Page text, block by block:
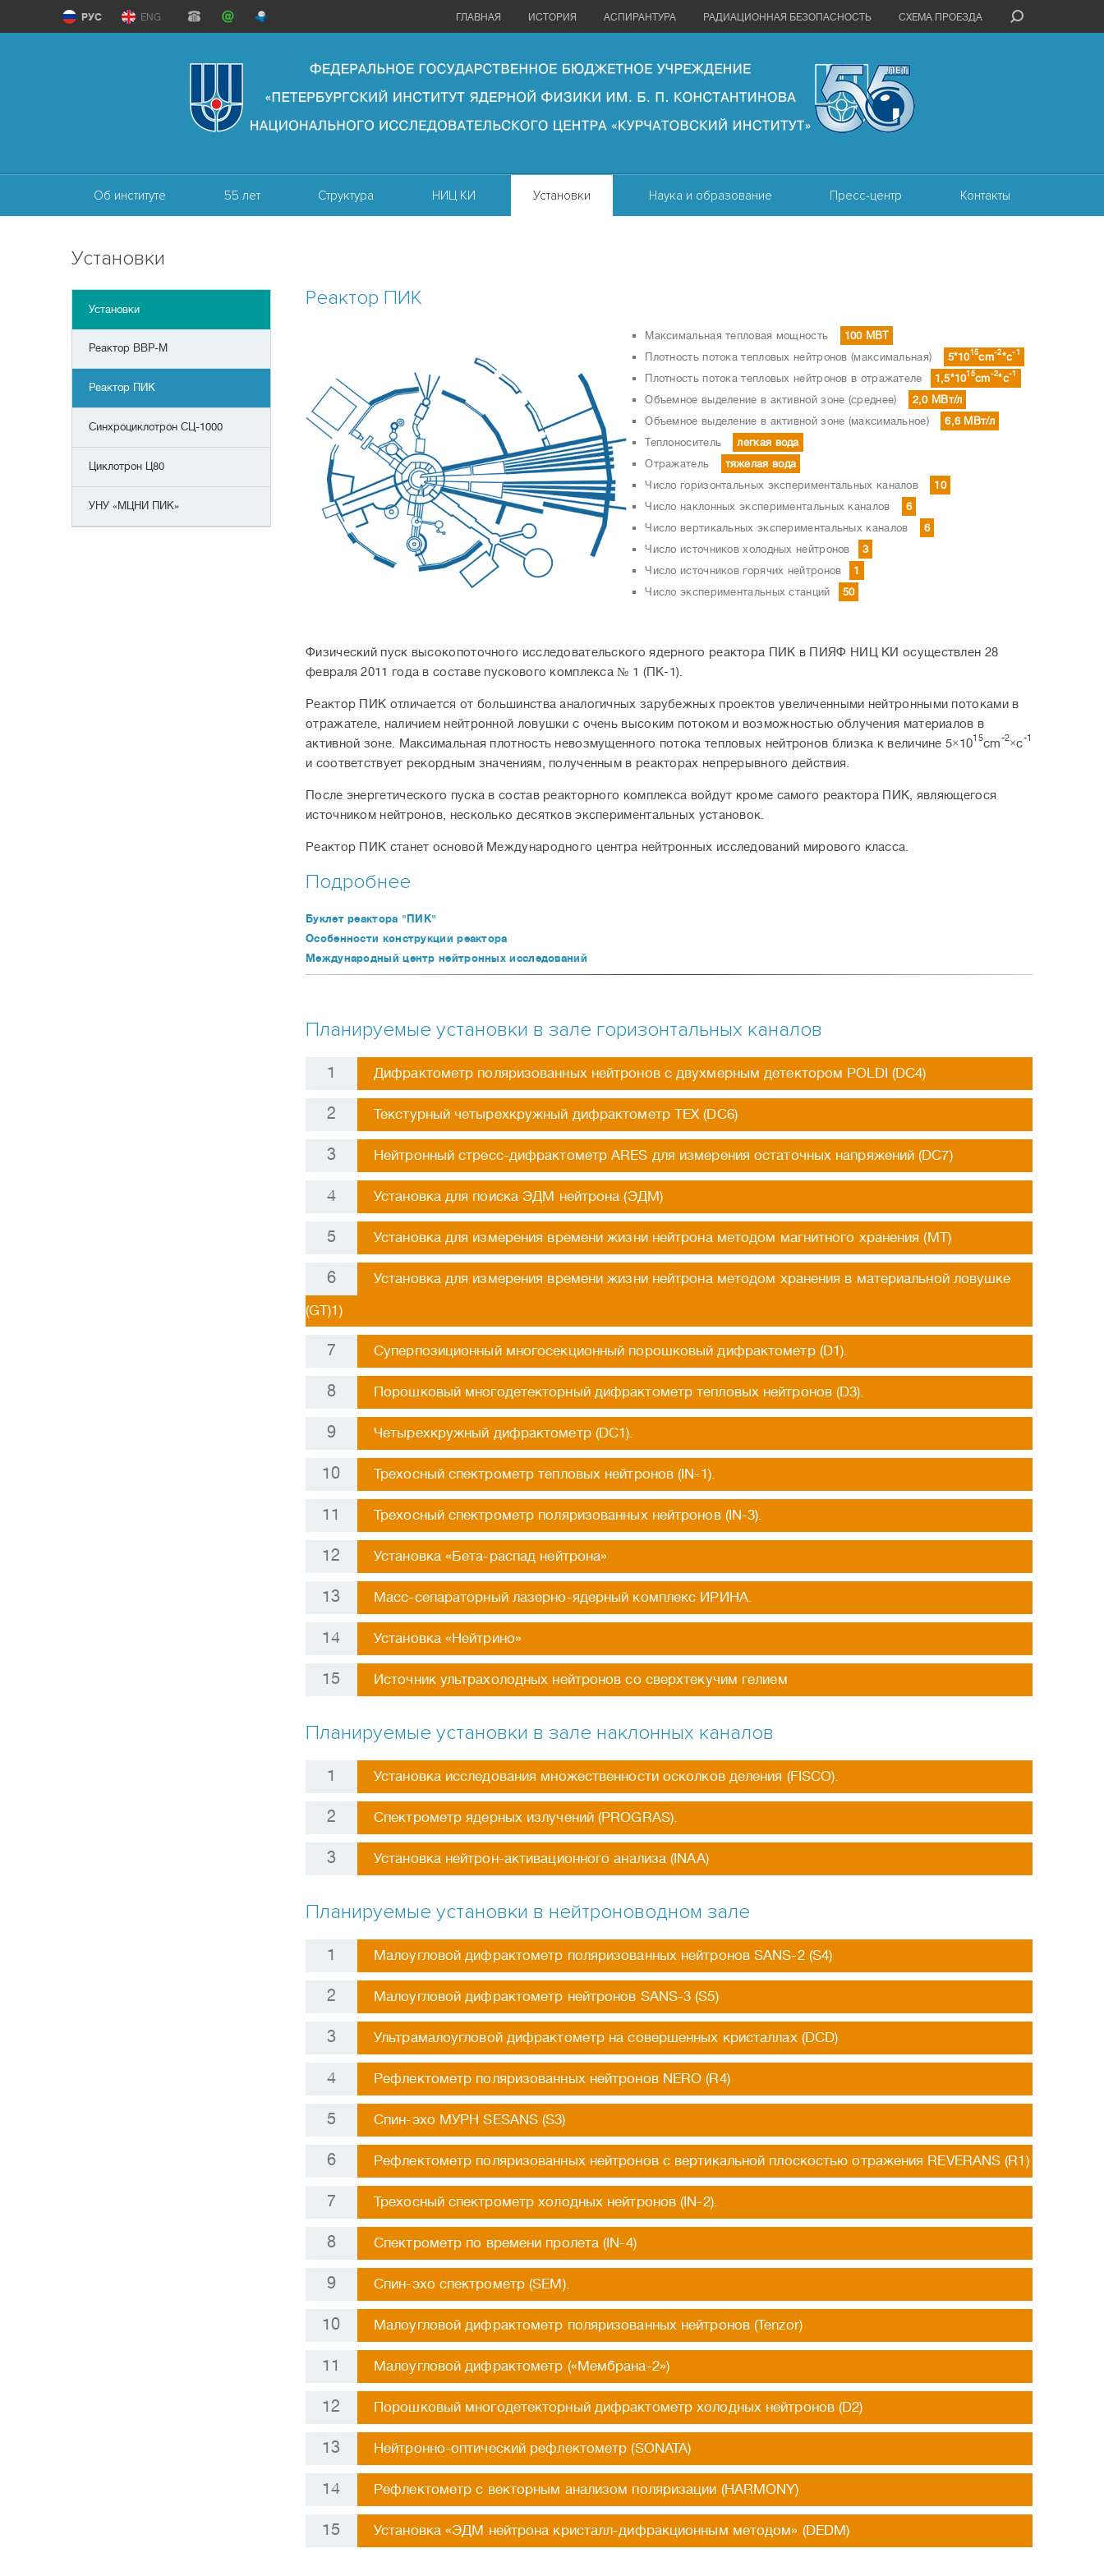
ГЛАВНАЯ ИСТОРИЯ АСПИРАНТУРА РАДИАЦИОННАЯ БЕЗОПАСНОСТЬ СХЕМА ПРОЕЗДА
РУС ENG
Об институте 55 лет Структура НИЦ КИ Установки Наука и образование Пресс-центр Контакты
Установки
Установки
Реактор ВВР-М
Реактор ПИК
Синхроциклотрон СЦ-1000
Циклотрон Ц80
УНУ «МЦНИ ПИК»
Реактор ПИК
Максимальная тепловая мощность
100 МВТ
Плотность потока тепловых нейтронов (максимальная)
5*1015cm-2*c-1
Плотность потока тепловых нейтронов в отражателе 1,5*1015cm-2*c-1
Объемное выделение в активной зоне (среднее)
2,0 МВт/л
Объемное выделение в активной зоне (максимальное)
6,6 МВт/л
Теплоноситель
легкая вода
Отражатель
тяжелая вода
Число горизонтальных экспериментальных каналов
10
Число наклонных экспериментальных каналов
6
Число вертикальных экспериментальных каналов
6
Число источников холодных нейтронов
3
Число источников горячих нейтронов
1
Число экспериментальных станций
50
Физический пуск высокопоточного исследовательского ядерного реактора ПИК в ПИЯФ НИЦ КИ осуществлен 28
февраля 2011 года в составе пускового комплекса № 1 (ПК-1).
Реактор ПИК отличается от большинства аналогичных зарубежных проектов увеличенными нейтронными потоками в
отражателе, наличием нейтронной ловушки с очень высоким потоком и возможностью облучения материалов в
активной зоне. Максимальная плотность невозмущенного потока тепловых нейтронов близка к величине 5×1015сm-2×с-1
и соответствует рекордным значениям, полученным в реакторах непрерывного действия.
После энергетического пуска в состав реакторного комплекса войдут кроме самого реактора ПИК, являющегося
источником нейтронов, несколько десятков экспериментальных установок.
Реактор ПИК станет основой Международного центра нейтронных исследований мирового класса.
Подробнее
Буклет реактора "ПИК"
Особенности конструкции реактора
Международный центр нейтронных исследований
Планируемые установки в зале горизонтальных каналов
Дифрактометр поляризованных нейтронов с двухмерным детектором POLDI (DC4)
Текстурный четырехкружный дифрактометр TEX (DC6)
Нейтронный стресс-дифрактометр ARES для измерения остаточных напряжений (DC7)
Установка для поиска ЭДМ нейтрона (ЭДМ)
Установка для измерения времени жизни нейтрона методом магнитного хранения (МТ)
Установка для измерения времени жизни нейтрона методом хранения в материальной ловушке
(GT)1)
Суперпозиционный многосекционный порошковый дифрактометр (D1).
Порошковый многодетекторный дифрактометр тепловых нейтронов (D3).
Четырехкружный дифрактометр (DC1).
Трехосный спектрометр тепловых нейтронов (IN-1).
Трехосный спектрометр поляризованных нейтронов (IN-3).
Установка «Бета-распад нейтрона»
Масс-сепараторный лазерно-ядерный комплекс ИРИНА.
Установка «Нейтрино»
Источник ультрахолодных нейтронов со сверхтекучим гелием
Планируемые установки в зале наклонных каналов
Установка исследования множественности осколков деления (FISCO).
Спектрометр ядерных излучений (PROGRAS).
Установка нейтрон-активационного анализа (INAA)
Планируемые установки в нейтроноводном зале
Малоугловой дифрактометр поляризованных нейтронов SANS-2 (S4)
Малоугловой дифрактометр нейтронов SANS-3 (S5)
Ультрамалоугловой дифрактометр на совершенных кристаллах (DCD)
Рефлектометр поляризованных нейтронов NERO (R4)
Спин-эхо МУРН SESANS (S3)
Рефлектометр поляризованных нейтронов с вертикальной плоскостью отражения REVERANS (R1)
Трехосный спектрометр холодных нейтронов (IN-2).
Спектрометр по времени пролета (IN-4)
Спин-эхо спектрометр (SEM).
Малоугловой дифрактометр поляризованных нейтронов (Tenzor)
Малоугловой дифрактометр («Мембрана-2»)
Порошковый многодетекторный дифрактометр холодных нейтронов (D2)
Нейтронно-оптический рефлектометр (SONATA)
Рефлектометр с векторным анализом поляризации (HARMONY)
Установка «ЭДМ нейтрона кристалл-дифракционным методом» (DEDM)